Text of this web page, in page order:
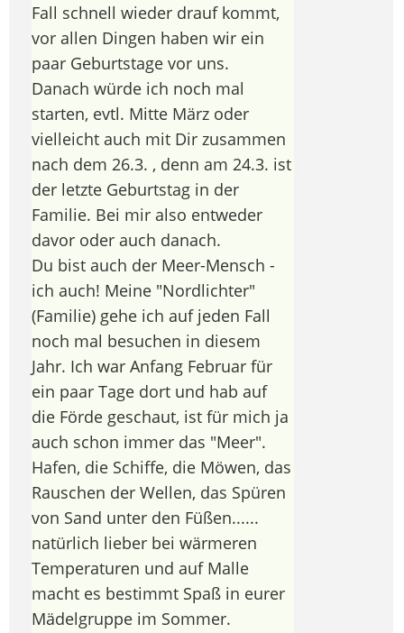
Fall schnell wieder drauf kommt,
vor allen Dingen haben wir ein
paar Geburtstage vor uns.
Danach würde ich noch mal
starten, evtl. Mitte März oder
vielleicht auch mit Dir zusammen
nach dem 26.3. , denn am 24.3. ist
der letzte Geburtstag in der
Familie. Bei mir also entweder
davor oder auch danach.
Du bist auch der Meer-Mensch -
ich auch! Meine "Nordlichter"
(Familie) gehe ich auf jeden Fall
noch mal besuchen in diesem
Jahr. Ich war Anfang Februar für
ein paar Tage dort und hab auf
die Förde geschaut, ist für mich ja
auch schon immer das "Meer".
Hafen, die Schiffe, die Möwen, das
Rauschen der Wellen, das Spüren
von Sand unter den Füßen......
natürlich lieber bei wärmeren
Temperaturen und auf Malle
macht es bestimmt Spaß in eurer
Mädelgruppe im Sommer.